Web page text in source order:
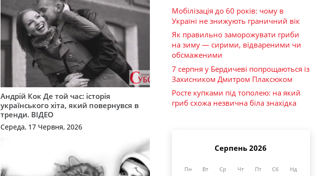
Андрій Кок Де той час: історія
українського хіта, який повернувся в
тренди. ВІДЕО
Середа, 17 Червня, 2026
Мобілізація до 60 років: чому в
Україні не знижують граничний вік
Як правильно заморожувати гриби
на зиму — сирими, відвареними чи
обсмаженими
7 серпня у Бердичеві попрощаються із
Захисником Дмитром Плаксюком
Росте купками під тополею: на який
гриб схожа незвична біла знахідка
Серпень 2026
Пн Вт Ср Чт Пт Сб Нд